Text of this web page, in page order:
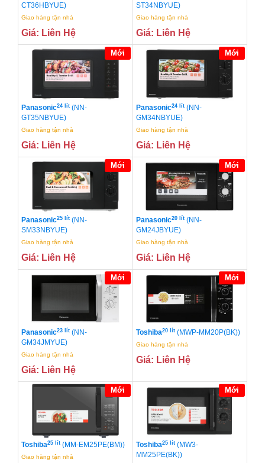
CT36HBYUE)
Giao hàng tận nhà
Giá: Liên Hệ
ST34NBYUE)
Giao hàng tận nhà
Giá: Liên Hệ
Mới
Panasonic24 lít (NN-
GT35NBYUE)
Giao hàng tận nhà
Giá: Liên Hệ
Mới
Panasonic24 lít (NN-
GM34NBYUE)
Giao hàng tận nhà
Giá: Liên Hệ
Mới
Panasonic25 lít (NN-
SM33NBYUE)
Giao hàng tận nhà
Giá: Liên Hệ
Mới
Panasonic20 lít (NN-
GM24JBYUE)
Giao hàng tận nhà
Giá: Liên Hệ
Mới
Panasonic23 lít (NN-
GM34JMYUE)
Giao hàng tận nhà
Giá: Liên Hệ
Mới
Toshiba20 lít (MWP-MM20P(BK))
Giao hàng tận nhà
Giá: Liên Hệ
Mới
Toshiba25 lít (MM-EM25PE(BM))
Giao hàng tận nhà
Mới
Toshiba25 lít (MW3-
MM25PE(BK))